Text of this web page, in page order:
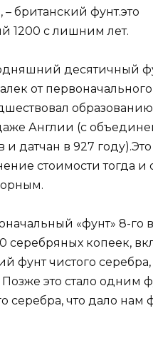
– британский фунт.это
1200 с лишним лет.
десятичный
от
образованию
Англии (с
и датчан в 927
стоимости тогда и
«фунт» 8-го
серебряных копеек,
фунт чистого
это стало одним
серебра, что дало нам